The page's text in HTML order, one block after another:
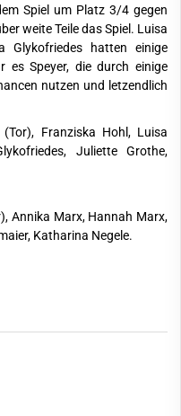
Spiel um Platz 3/4 gegen
weite Teile das Spiel. Luisa
Glykofriedes hatten einige
es Speyer, die durch einige
nutzen und letzendlich
Franziska Hohl, Luisa
Juliette Grothe,
Annika Marx, Hannah Marx,
Katharina Negele.